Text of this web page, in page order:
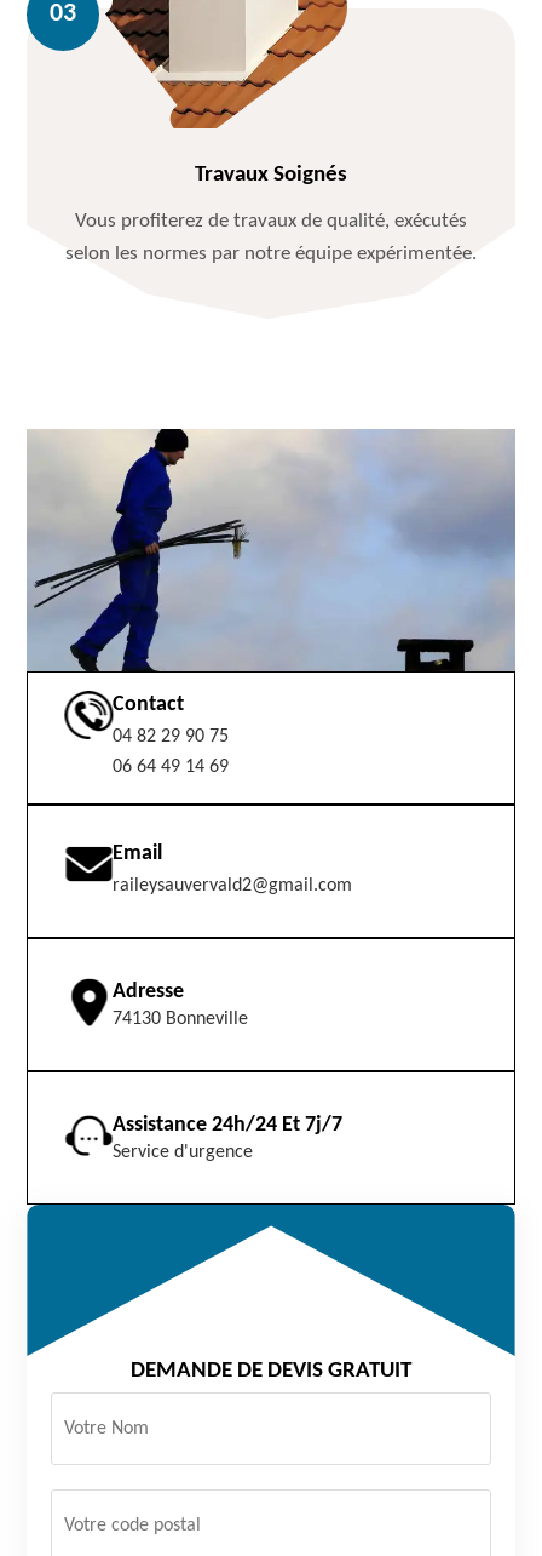
Travaux Soignés
Vous profiterez de travaux de qualité, exécutés
selon les normes par notre équipe expérimentée.
Contact
04 82 29 90 75
06 64 49 14 69
Email
raileysauvervald2@gmail.com
Adresse
74130 Bonneville
Assistance 24h/24 Et 7j/7
Service d'urgence
DEMANDE DE DEVIS GRATUIT